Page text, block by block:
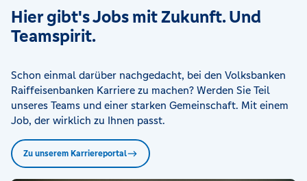
Hier gibt's Jobs mit Zukunft. Und
Teamspirit.
Schon einmal darüber nachgedacht, bei den Volksbanken
Raiffeisenbanken Karriere zu machen? Werden Sie Teil
unseres Teams und einer starken Gemeinschaft. Mit einem
Job, der wirklich zu Ihnen passt.
Zu unserem Karriereportal